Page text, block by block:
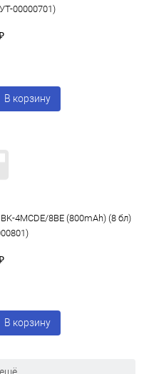
00000701)
В корзину
4MCDE/8BE (800mAh) (8 бл)
В корзину